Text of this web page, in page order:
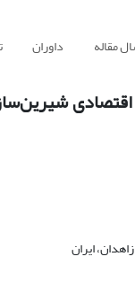
مقاله داوران
ایران